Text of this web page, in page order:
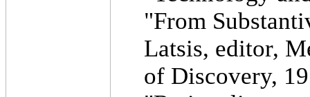
"From
Latsis, editor,
of Discovery,